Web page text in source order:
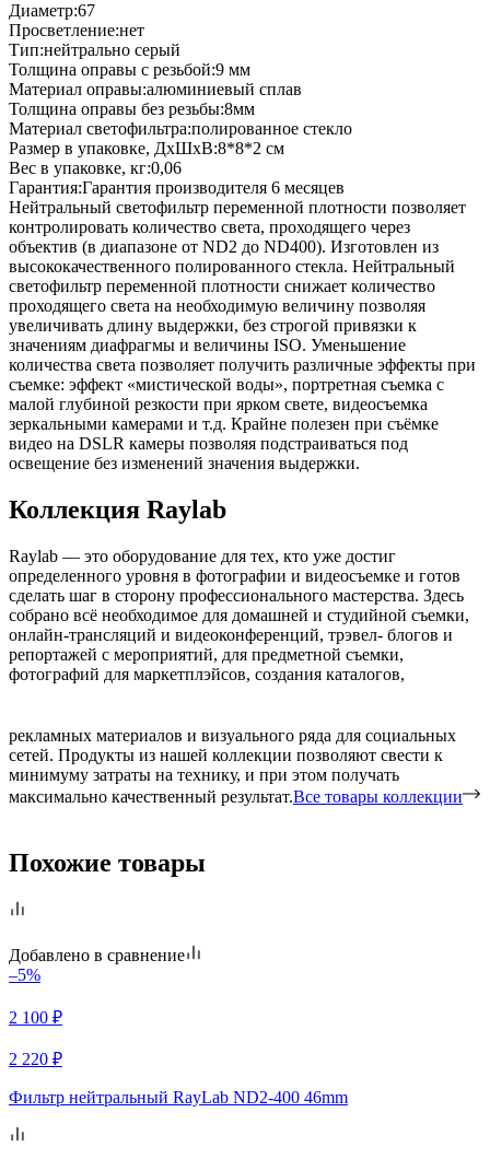
Диаметр:67
Просветление:нет
Тип:нейтрально серый
Толщина оправы с резьбой:9 мм
Материал оправы:алюминиевый сплав
Толщина оправы без резьбы:8мм
Материал светофильтра:полированное стекло
Размер в упаковке, ДxШxВ:8*8*2 см
Вес в упаковке, кг:0,06
Гарантия:Гарантия производителя 6 месяцев
Нейтральный светофильтр переменной плотности позволяет
контролировать количество света, проходящего через
объектив (в диапазоне от ND2 до ND400). Изготовлен из
высококачественного полированного стекла. Нейтральный
светофильтр переменной плотности снижает количество
проходящего света на необходимую величину позволяя
увеличивать длину выдержки, без строгой привязки к
значениям диафрагмы и величины ISO. Уменьшение
количества света позволяет получить различные эффекты при
съемке: эффект «мистической воды», портретная съемка с
малой глубиной резкости при ярком свете, видеосъемка
зеркальными камерами и т.д. Крайне полезен при съёмке
видео на DSLR камеры позволяя подстраиваться под
освещение без изменений значения выдержки.
Коллекция Raylab
Raylab — это оборудование для тех, кто уже достиг
определенного уровня в фотографии и видеосъемке и готов
сделать шаг в сторону профессионального мастерства. Здесь
собрано всё необходимое для домашней и студийной съемки,
онлайн-трансляций и видеоконференций, трэвел- блогов и
репортажей с мероприятий, для предметной съемки,
фотографий для маркетплэйсов, создания каталогов,
рекламных материалов и визуального ряда для социальных
сетей. Продукты из нашей коллекции позволяют свести к
минимуму затраты на технику, и при этом получать
максимально качественный результат.Все товары коллекции
Похожие товары
Добавлено в сравнение
–5%
2 100 ₽
2 220 ₽
Фильтр нейтральный RayLab ND2-400 46mm